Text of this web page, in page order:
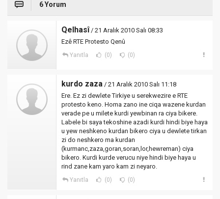
6 Yorum
Qelhasî / 21 Aralık 2010 Salı 08:33
Ezê RTE Protesto Qenû
Yanıtla (0) (0)
kurdo zaza / 21 Aralık 2010 Salı 11:18
Ere. Ez zi dewlete Tirkiye u serekwezire e RTE
protesto keno. Homa zano ine ciqa wazene kurdan
verade pe u milete kurdi yewbinan ra ciya bikere.
Labele bi saya tekoshine azadi kurdi hindi biye haya
u yew neshkeno kurdan bikero ciya u dewlete tirkan
zi do neshkero ma kurdan
(kurmanc,zaza,goran,soran,lor,hewreman) ciya
bikero. Kurdi kurde verucu niye hindi biye haya u
rind zane kam yaro kam zi neyaro.
Yanıtla (0) (0)